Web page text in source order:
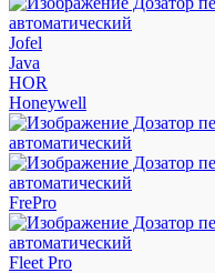
Jofel
Java
HOR
Honeywell
FrePro
Fleet Pro